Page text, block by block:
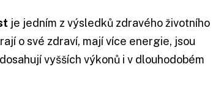
je jedním z výsledků zdravého životního
o své zdraví, mají více energie, jsou
vyšších výkonů i v dlouhodobém